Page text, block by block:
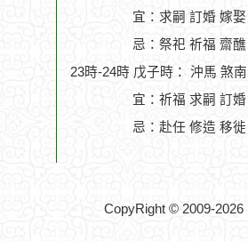
宜：求嗣 訂婚 嫁
忌：祭祀 祈福 齋
23時-24時 戊子時： 沖馬 煞
宜：祈福 求嗣 訂
忌：赴任 修造 移
CopyRight © 2009-2026